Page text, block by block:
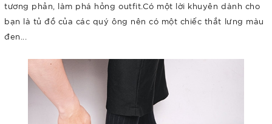
tương phản, làm phá hỏng outfit.Có một lời khuyên dành cho
bạn là tủ đồ của các quý ông nên có một chiếc thắt lưng màu
đen...